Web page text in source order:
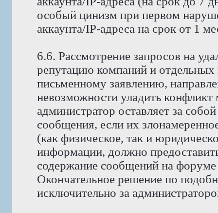
особый цинизм при первом
аккаунта/IP-адреса на срок от 1
6.6. Рассмотрение запросов на
репутацию компаний и отдельных
письменному заявлению,
невозможности уладить
администратор оставляет за
сообщения, если их
(как физическое, так и
информации, должно
содержание сообщений на форуме
Окончательное решение по
исключительно за